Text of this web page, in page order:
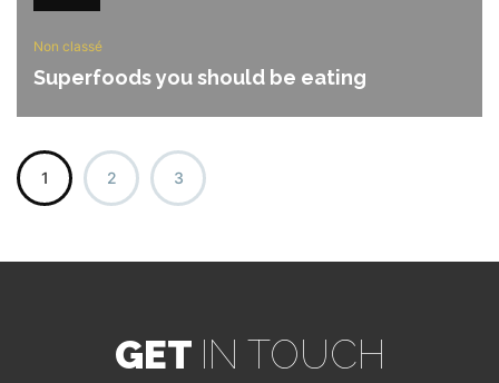
Non classé
Superfoods you should be eating
1 2 3
GET IN TOUCH